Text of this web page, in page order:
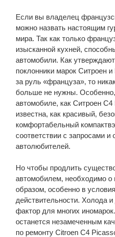
Если вы владелец
можно назвать настоящим
мира. Так как только
изысканной кухней,
автомобили. Как
поклонники марок Ситроен
за руль «француза», то
больше не нужны.
автомобиле, как Ситроен
известна, как красивый,
комфортабельный
соответствии с запросами
автолюбителей.
Но чтобы продлить
автомобилем, необходимо
образом, особенно в
действительности. Холода
фактор для многих
останется незамеченным
по ремонту Citroen C4